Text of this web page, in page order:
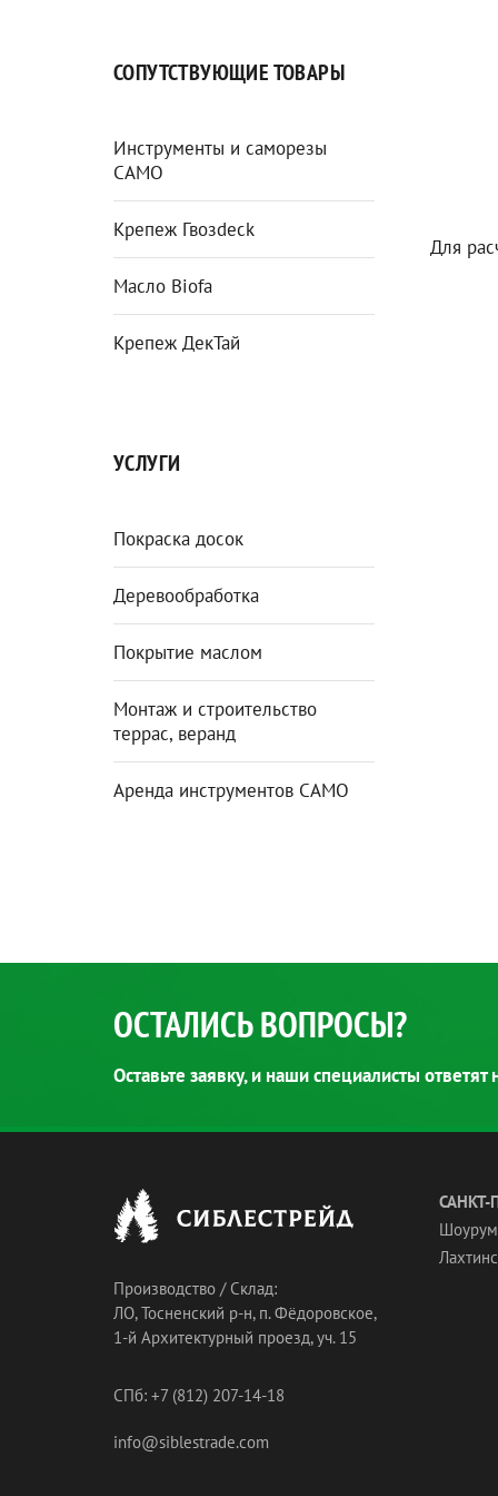
СОПУТСТВУЮЩИЕ ТОВАРЫ
Инструменты и саморезы
CAMO
Крепеж Гвозdeck
Масло Biofa
Крепеж ДекТай
УСЛУГИ
Покраска досок
Деревообработка
Покрытие маслом
Монтаж и строительство
террас, веранд
Аренда инструментов CAMO
Для
ОСТАЛИСЬ ВОПРОСЫ?
Оставьте заявку, и наши специалисты
Производство / Склад:
ЛО, Тосненский р-н, п. Фёдоровское,
1-й Архитектурный проезд, уч. 15
СПб: +7 (812) 207-14-18
info@siblestrade.com
САНКТ-